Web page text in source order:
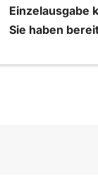
Einzelausgabe
Sie haben